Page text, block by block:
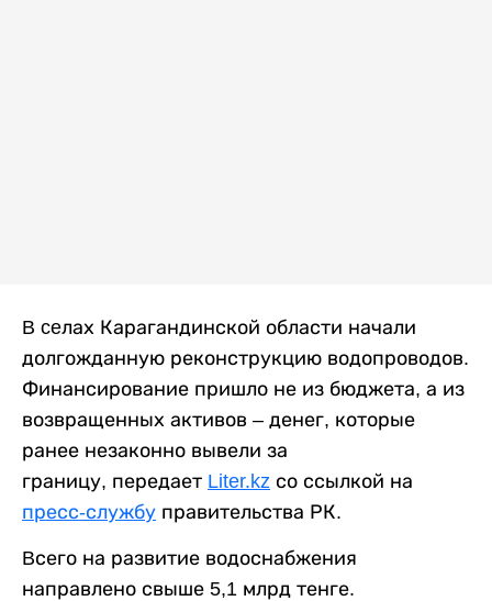
B ceлах Карагандинской области начали
долгожданную реконструкцию водопроводов.
Финансирование пришло не из бюджета, а из
возвращенных активов – денег, которые
ранее незаконно вывели за
границу, передает Liter.kz со ссылкой на
пресс-службу правительства РК.
Bсего на развитие водоснабжения
направлено свыше 5,1 млрд тенге.